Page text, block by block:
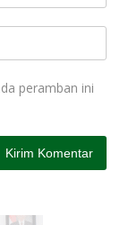
peramban ini